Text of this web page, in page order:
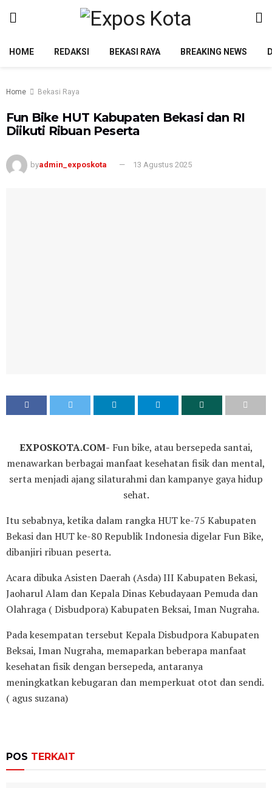
HOME REDAKSI BEKASI RAYA BREAKING NEWS
Home Bekasi Raya
Fun Bike HUT Kabupaten Bekasi dan RI
Diikuti Ribuan Peserta
byadmin_exposkota 13 Agustus 2025
EXPOSKOTA.COM- Fun bike, atau bersepeda santai,
menawarkan berbagai manfaat kesehatan fisik dan mental,
serta menjadi ajang silaturahmi dan kampanye gaya hidup
sehat.
Itu sebabnya, ketika dalam rangka HUT ke-75 Kabupaten
Bekasi dan HUT ke-80 Republik Indonesia digelar Fun Bike,
dibanjiri ribuan peserta.
Acara dibuka Asisten Daerah (Asda) III Kabupaten Bekasi,
Jaoharul Alam dan Kepala Dinas Kebudayaan Pemuda dan
Olahraga ( Disbudpora) Kabupaten Beksai, Iman Nugraha.
Pada kesempatan tersebut Kepala Disbudpora Kabupaten
Beksai, Iman Nugraha, memaparkan beberapa manfaat
kesehatan fisik dengan bersepeda, antaranya
meningkatkan kebugaran dan memperkuat otot dan sendi.
( agus suzana)
POS TERKAIT